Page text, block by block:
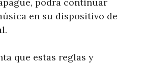
en su dispositivo de
que estas reglas y